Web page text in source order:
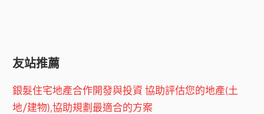
友站推薦
銀髮住宅地產合作開發與投資 協助評估您的地產(土
地/建物),協助規劃最適合的方案